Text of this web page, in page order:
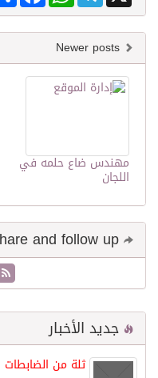
مهندس ضاع حلمه في
اللجان
جديد الأخبار
ثلة من